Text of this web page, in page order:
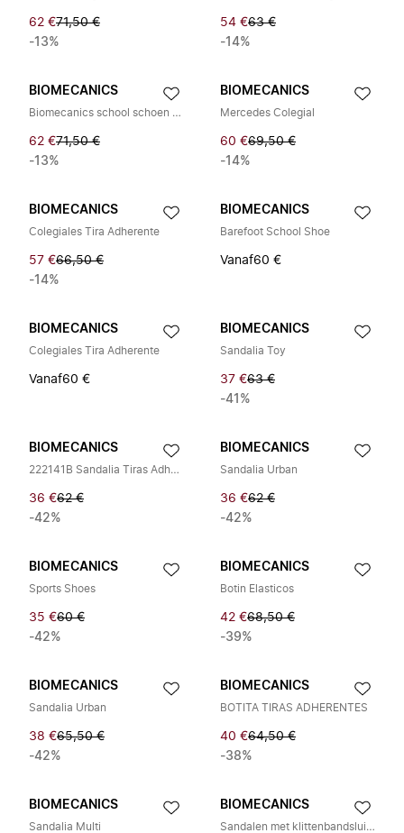
62 €71,50 €
-13%
54 €63 €
-14%
BIOMECANICS
Biomecanics school schoen met klittenband
62 €71,50 €
-13%
BIOMECANICS
Mercedes Colegial
60 €69,50 €
-14%
BIOMECANICS
Colegiales Tira Adherente
57 €66,50 €
-14%
BIOMECANICS
Barefoot School Shoe
Vanaf60 €
BIOMECANICS
Colegiales Tira Adherente
Vanaf60 €
BIOMECANICS
Sandalia Toy
37 €63 €
-41%
BIOMECANICS
222141B Sandalia Tiras Adhesivas
36 €62 €
-42%
BIOMECANICS
Sandalia Urban
36 €62 €
-42%
BIOMECANICS
Sports Shoes
35 €60 €
-42%
BIOMECANICS
Botin Elasticos
42 €68,50 €
-39%
BIOMECANICS
Sandalia Urban
38 €65,50 €
-42%
BIOMECANICS
BOTITA TIRAS ADHERENTES
40 €64,50 €
-38%
BIOMECANICS
Sandalia Multi
BIOMECANICS
Sandalen met klittenbandsluiting